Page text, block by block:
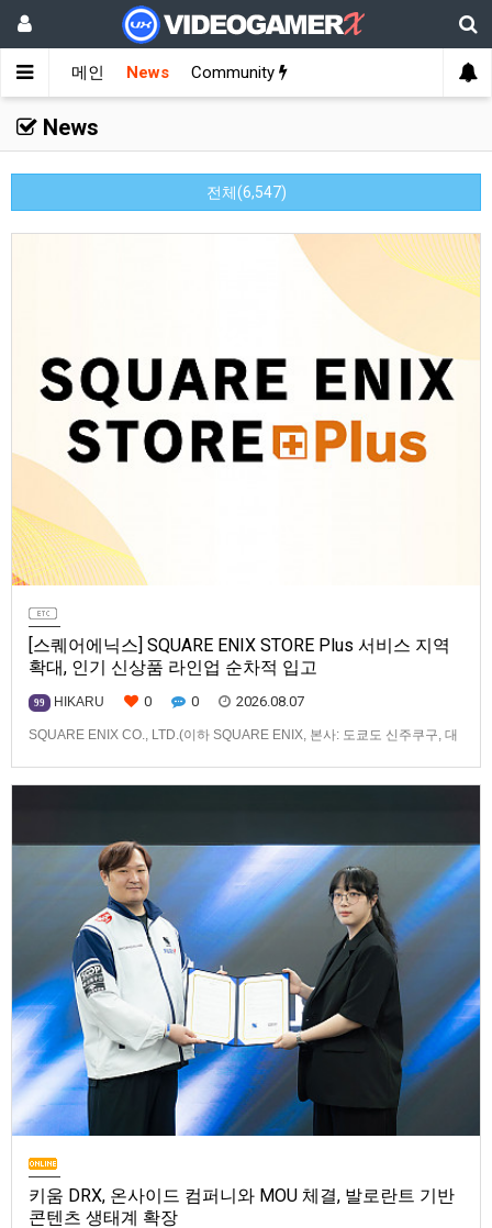
메인 News Community
News
전체(6,547)
[스퀘어에닉스] SQUARE ENIX STORE Plus 서비스 지역
확대, 인기 신상품 라인업 순차적 입고
99 HIKARU 0 0 2026.08.07
SQUARE ENIX CO., LTD.(이하 SQUARE ENIX, 본사: 도쿄도 신주쿠구, 대
키움 DRX, 온사이드 컴퍼니와 MOU 체결, 발로란트 기반
콘텐츠 생태계 확장